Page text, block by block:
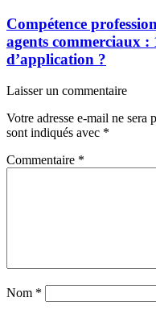
Compétence
agents commerciaux
d’application ?
Laisser un commentaire
Votre adresse e-mail ne sera
sont indiqués avec *
Commentaire *
Nom *